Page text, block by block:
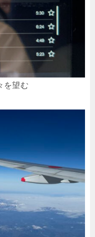
を望む